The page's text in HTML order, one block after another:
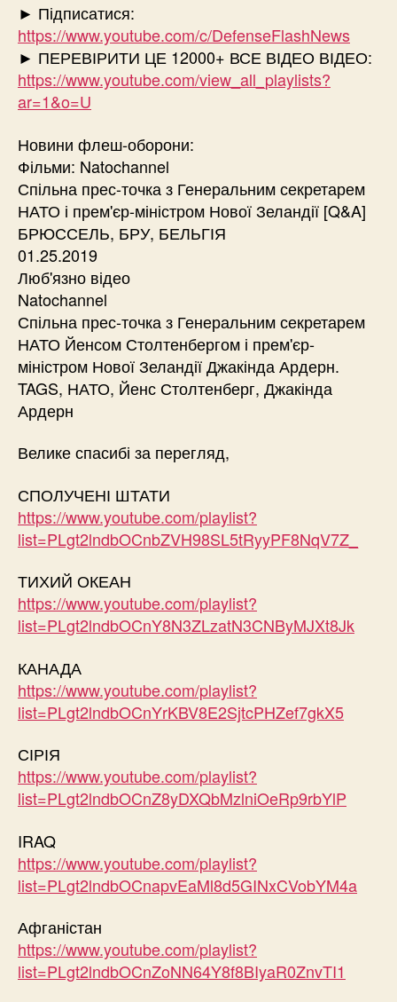
► Підписатися:
https://www.youtube.com/c/DefenseFlashNews
► ПЕРЕВІРИТИ ЦЕ 12000+ ВСЕ ВІДЕО ВІДЕО:
https://www.youtube.com/view_all_playlists?
ar=1&o=U
Новини флеш-оборони:
Фільми: Natochannel
Спільна прес-точка з Генеральним секретарем
НАТО і прем'єр-міністром Нової Зеландії [Q&A]
БРЮССЕЛЬ, БРУ, БЕЛЬГІЯ
01.25.2019
Люб'язно відео
Natochannel
Спільна прес-точка з Генеральним секретарем
НАТО Йенсом Столтенбергом і прем'єр-
міністром Нової Зеландії Джакінда Ардерн.
TAGS, НАТО, Йенс Столтенберг, Джакінда
Ардерн
Велике спасибі за перегляд,
СПОЛУЧЕНІ ШТАТИ
https://www.youtube.com/playlist?
list=PLgt2lndbOCnbZVH98SL5tRyyPF8NqV7Z_
ТИХИЙ ОКЕАН
https://www.youtube.com/playlist?
list=PLgt2lndbOCnY8N3ZLzatN3CNByMJXt8Jk
КАНАДА
https://www.youtube.com/playlist?
list=PLgt2lndbOCnYrKBV8E2SjtcPHZef7gkX5
СІРІЯ
https://www.youtube.com/playlist?
list=PLgt2lndbOCnZ8yDXQbMzlniOeRp9rbYlP
IRAQ
https://www.youtube.com/playlist?
list=PLgt2lndbOCnapvEaMl8d5GINxCVobYM4a
Афганістан
https://www.youtube.com/playlist?
list=PLgt2lndbOCnZoNN64Y8f8BIyaR0ZnvTI1